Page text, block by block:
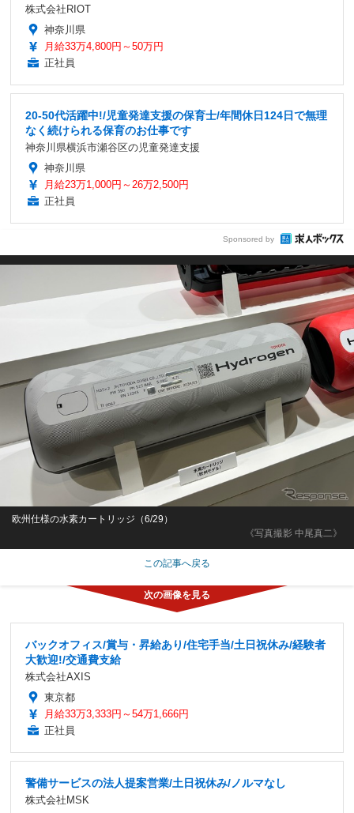
株式会社RIOT
神奈川県
月給33万4,800円～50万円
正社員
20-50代活躍中!/児童発達支援の保育士/年間休日124日で無理
なく続けられる保育のお仕事です
神奈川県横浜市瀬谷区の児童発達支援
神奈川県
月給23万1,000円～26万2,500円
正社員
Sponsored by
《写真撮影 中尾真二》
欧州仕様の水素カートリッジ（6/29）
この記事へ戻る
バックオフィス/賞与・昇給あり/住宅手当/土日祝休み/経験者
大歓迎!/交通費支給
株式会社AXIS
東京都
月給33万3,333円～54万1,666円
正社員
警備サービスの法人提案営業/土日祝休み/ノルマなし
株式会社MSK